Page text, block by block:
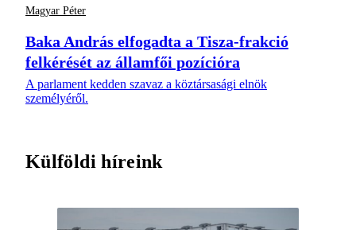
Magyar Péter
Baka András elfogadta a Tisza-frakció
felkérését az államfői pozícióra
A parlament kedden szavaz a köztársasági elnök
személyéről.
Külföldi híreink